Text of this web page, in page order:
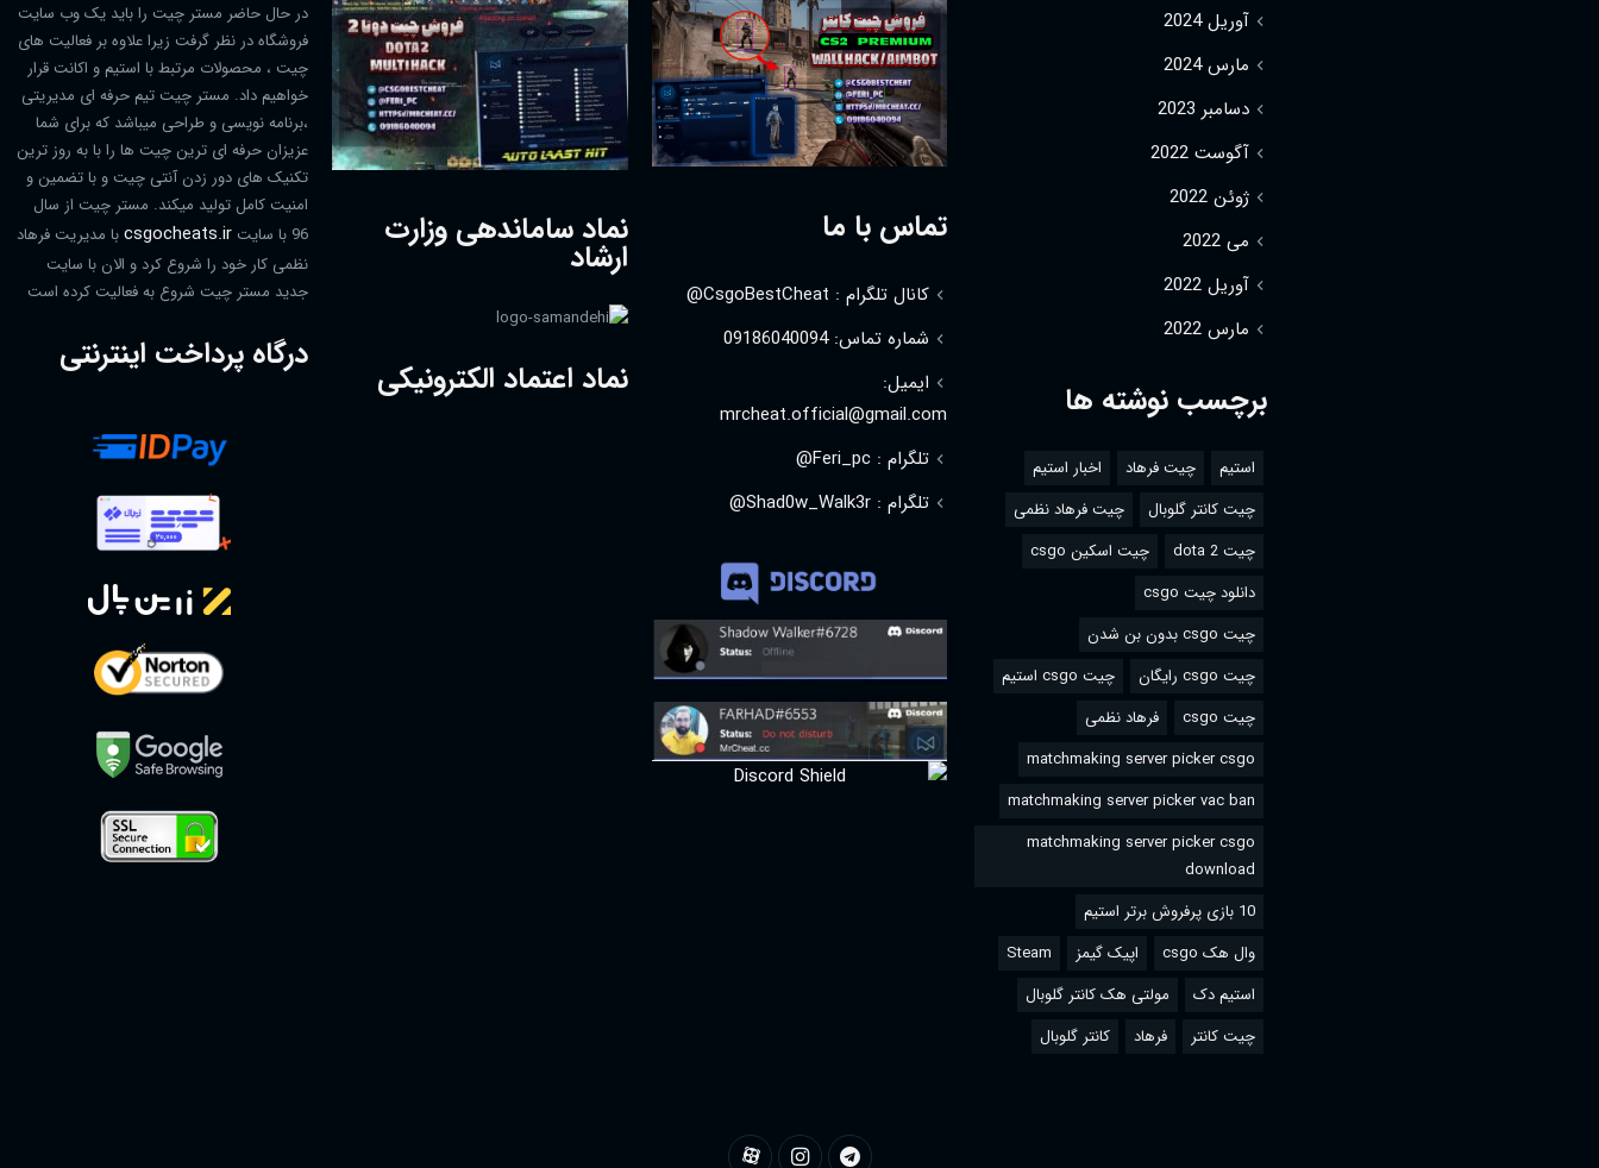
آوریل 2024
مارس 2024
دسامبر 2023
آگوست 2022
ژوئن 2022
می 2022
آوریل 2022
مارس 2022
برچسب نوشته ها
استیم چیت فرهاد
اخبار استیم
چیت کانتر گلوبال
چیت فرهاد نظمی
چیت dota 2
چیت اسکین csgo
دانلود چیت csgo
چیت csgo بدون بن شدن
چیت csgo رایگان
چیت csgo استیم
چیت csgo
فرهاد نظمی
matchmaking server picker csgo
matchmaking server picker vac ban
matchmaking server picker csgo
download
10 بازی پرفروش برتر استیم
وال هک csgo
اپیک گیمز
Steam
استیم دک
مولتی هک کانتر گلوبال
چیت کانتر
فرهاد کانتر گلوبال
تماس با ما
کانال تلگرام : CsgoBestCheat@
شماره تماس: 09186040094
ایمیل:
mrcheat.official@gmail.com
تلگرام : Feri_pc@
تلگرام : Shad0w_Walk3r@
نماد ساماندهی وزارت
ارشاد
نماد اعتماد الکترونیکی
در حال حاضر مستر چیت را باید یک وب سایت
فروشگاه در نظر گرفت زیرا علاوه بر فعالیت های
چیت ، محصولات مرتبط با استیم و اکانت قرار
خواهیم داد. مستر چیت تیم حرفه ای مدیریتی
،برنامه نویسی و طراحی میباشد که برای شما
عزیزان حرفه ای ترین چیت ها را با به روز ترین
تکنیک های دور زدن آنتی چیت و با تضمین و
امنیت کامل تولید میکند. مستر چیت از سال
96 با سایت
csgocheats.irبا مدیریت فرهاد
نظمی کار خود را شروع کرد و الان با سایت
جدید مستر چیت شروع به فعالیت کرده است
درگاه پرداخت اینترنتی